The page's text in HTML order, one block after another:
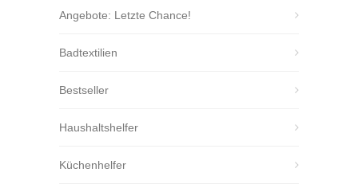
Angebote: Letzte Chance!
Badtextilien
Bestseller
Haushaltshelfer
Küchenhelfer